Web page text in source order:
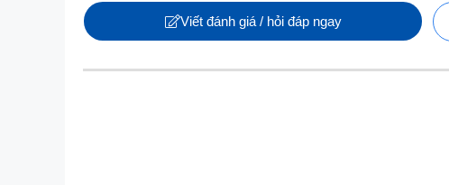
Viết đánh giá / hỏi đáp ngay